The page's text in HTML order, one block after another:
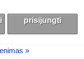
prisijungti
»